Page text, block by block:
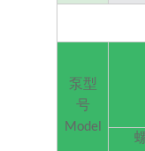
泵型
号
Model